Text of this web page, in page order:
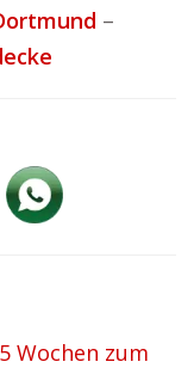
–
Wochen zum